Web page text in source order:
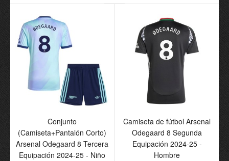
Equipación 2025-26 -
Niño
69.55€
Tercera Equipación 2024-
25 - Hombre
69.55€ 29.90€
Conjunto
(Camiseta+Pantalón Corto)
Arsenal Odegaard 8 Tercera
Equipación 2024-25 - Niño
Camiseta de fútbol Arsenal
Odegaard 8 Segunda
Equipación 2024-25 -
Hombre